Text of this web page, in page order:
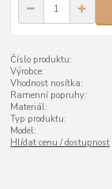
Číslo produktu:
Výrobce:
Vhodnost nosítka:
Ramenní popruhy:
Materiál:
Typ produktu:
Model:
Hlídat cenu / dostupnost